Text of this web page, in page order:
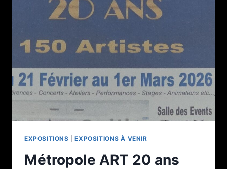
EXPOSITIONS |EXPOSITIONS À VENIR
Métropole ART 20 ans